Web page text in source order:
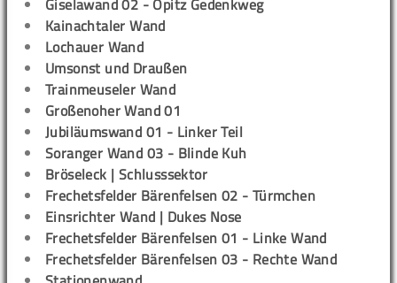
Giselawand 02 - Opitz Gedenkweg
Kainachtaler Wand
Lochauer Wand
Umsonst und Draußen
Trainmeuseler Wand
Großenoher Wand 01
Jubiläumswand 01 - Linker Teil
Soranger Wand 03 - Blinde Kuh
Bröseleck | Schlusssektor
Frechetsfelder Bärenfelsen 02 - Türmchen
Einsrichter Wand | Dukes Nose
Frechetsfelder Bärenfelsen 01 - Linke Wand
Frechetsfelder Bärenfelsen 03 - Rechte Wand